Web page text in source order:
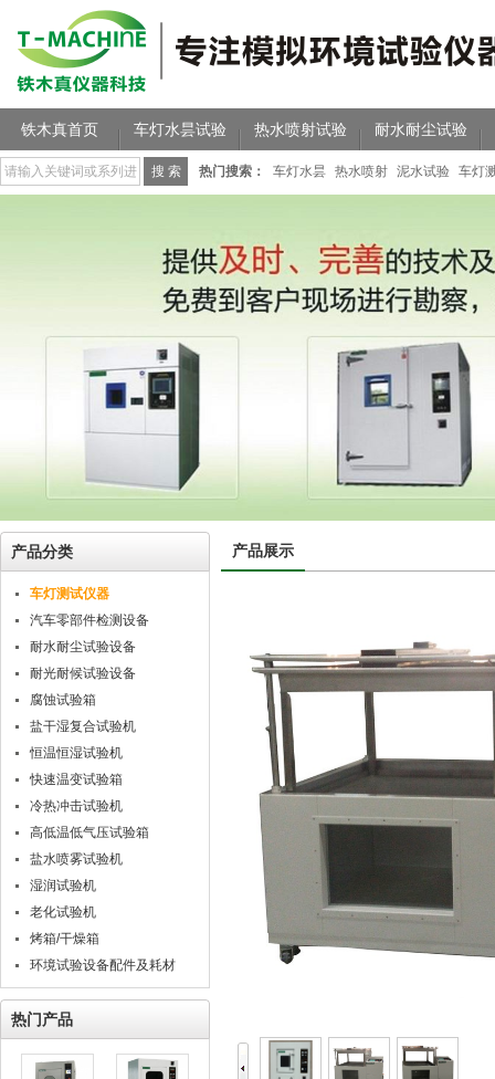
铁木真首页 车灯水昙试验 热水喷射试验 耐水耐尘试验
热门搜索： 车灯水昙 热水喷射 泥水试验 车灯
产品分类
车灯测试仪器
汽车零部件检测设备
耐水耐尘试验设备
耐光耐候试验设备
腐蚀试验箱
盐干湿复合试验机
恒温恒湿试验机
快速温变试验箱
冷热冲击试验机
高低温低气压试验箱
盐水喷雾试验机
湿润试验机
老化试验机
烤箱/干燥箱
环境试验设备配件及耗材
热门产品
产品展示